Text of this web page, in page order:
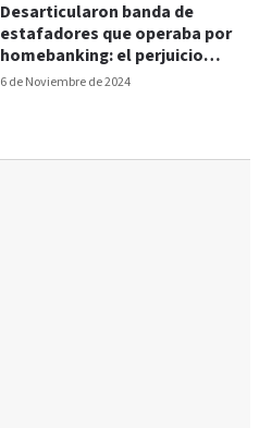
6 de Noviembre de 2024
Desarticularon banda de
estafadores que operaba por
homebanking: el perjuicio
económico ronda los $80